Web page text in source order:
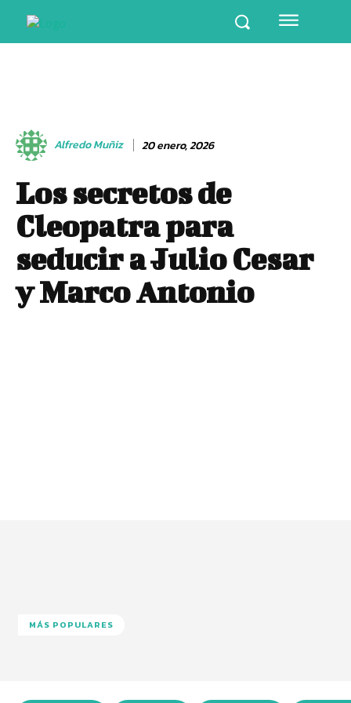
Alfredo Muñiz 20 enero, 2026
Los secretos de
Cleopatra para
seducir a Julio Cesar
y Marco Antonio
MÁS POPULARES